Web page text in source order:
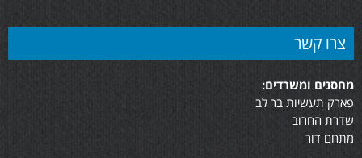
צרו קשר
מחסנים ומשרדים:
פארק תעשיות בר לב
שדרת החרוב
מתחם דור